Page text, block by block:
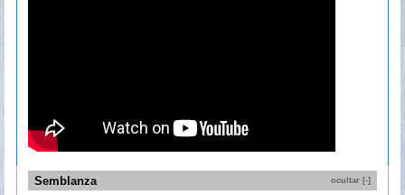
Semblanza ocultar [-]